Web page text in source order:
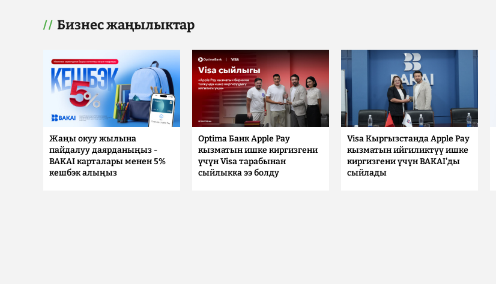
Бизнес жаңылыктар
Жаңы окуу жылына
пайдалуу даярданыңыз -
BAKAI карталары менен 5%
кешбэк алыңыз
Optima Банк Apple Pay
кызматын ишке киргизгени
үчүн Visa тарабынан
сыйлыкка ээ болду
Visa Кыргызстанда Apple Pay
кызматын ийгиликтүү ишке
киргизгени үчүн BAKAI'ды
сыйлады